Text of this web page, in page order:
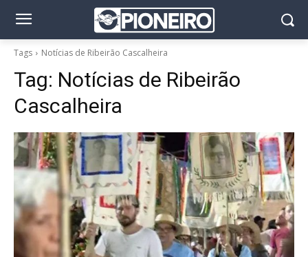
Tags Notícias de Ribeirão Cascalheira
Tag: Notícias de Ribeirão
Cascalheira